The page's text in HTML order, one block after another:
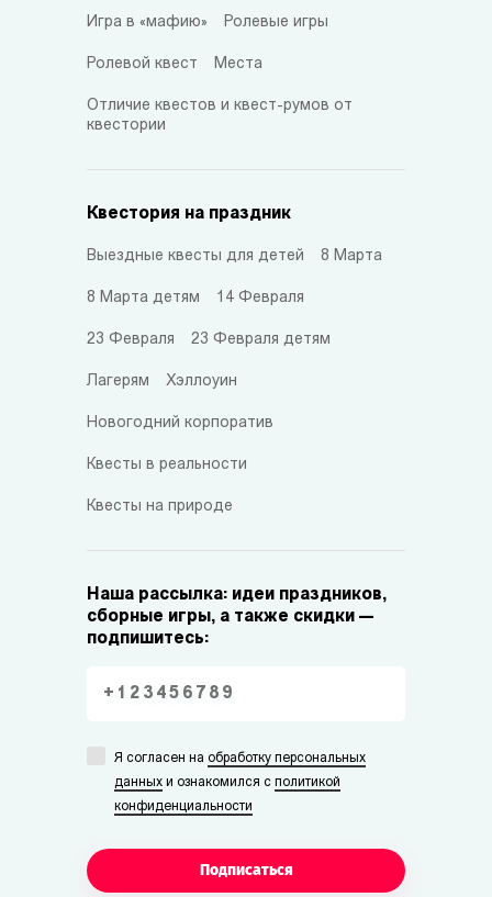
Игра в «мафию» Ролевые игры
Ролевой квест Места
Отличие квестов и квест-румов от
квестории
Квестория на праздник
Выездные квесты для детей 8 Марта
8 Марта детям 14 Февраля
23 Февраля 23 Февраля детям
Лагерям Хэллоуин
Новогодний корпоратив
Квесты в реальности
Квесты на природе
Наша рассылка: идеи праздников,
сборные игры, а также скидки —
подпишитесь:
Я согласен на обработку персональных
данных и ознакомился с политикой
конфиденциальности
Подписаться